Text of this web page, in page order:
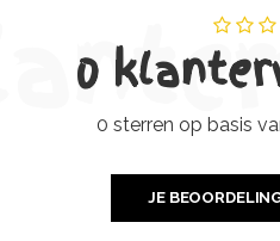
0
0 sterren op basis
JE